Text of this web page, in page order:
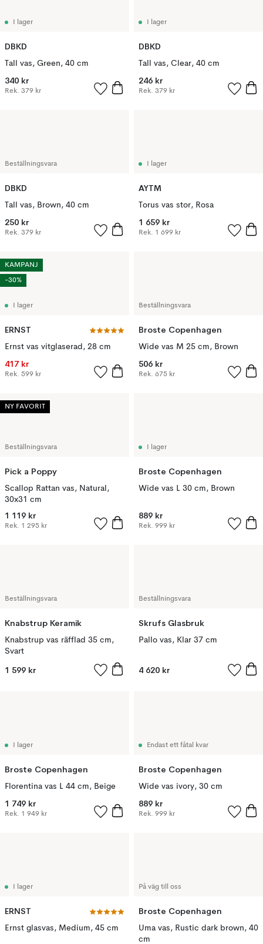
I lager
DBKD
Tall vas, Green, 40 cm
340 kr
Rek. 379 kr
I lager
DBKD
Tall vas, Clear, 40 cm
246 kr
Rek. 379 kr
Beställningsvara
DBKD
Tall vas, Brown, 40 cm
250 kr
Rek. 379 kr
I lager
AYTM
Torus vas stor, Rosa
1 659 kr
Rek. 1 699 kr
I lager
ERNST
Ernst vas vitglaserad, 28 cm
417 kr
Rek. 599 kr
KAMPANJ
-30%
Beställningsvara
Broste Copenhagen
Wide vas M 25 cm, Brown
506 kr
Rek. 675 kr
Beställningsvara
Pick a Poppy
Scallop Rattan vas, Natural,
30x31 cm
1 119 kr
Rek. 1 295 kr
NY FAVORIT
I lager
Broste Copenhagen
Wide vas L 30 cm, Brown
889 kr
Rek. 999 kr
Beställningsvara
Knabstrup Keramik
Knabstrup vas räfflad 35 cm,
Svart
1 599 kr
Beställningsvara
Skrufs Glasbruk
Pallo vas, Klar 37 cm
4 620 kr
I lager
Broste Copenhagen
Florentina vas L 44 cm, Beige
1 749 kr
Rek. 1 949 kr
Endast ett fåtal kvar
Broste Copenhagen
Wide vas ivory, 30 cm
889 kr
Rek. 999 kr
I lager
ERNST
Ernst glasvas, Medium, 45 cm
På väg till oss
Broste Copenhagen
Uma vas, Rustic dark brown, 40
cm